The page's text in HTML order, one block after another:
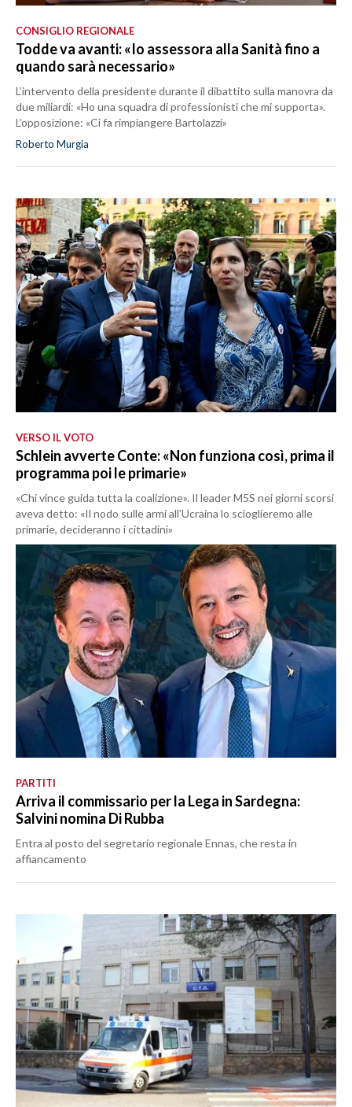
CONSIGLIO REGIONALE
Todde va avanti: «Io assessora alla Sanità fino a
quando sarà necessario»
L’intervento della presidente durante il dibattito sulla manovra da
due miliardi: «Ho una squadra di professionisti che mi supporta».
L’opposizione: «Ci fa rimpiangere Bartolazzi»
Roberto Murgia
VERSO IL VOTO
Schlein avverte Conte: «Non funziona così, prima il
programma poi le primarie»
«Chi vince guida tutta la coalizione». Il leader M5S nei giorni scorsi
aveva detto: «Il nodo sulle armi all’Ucraina lo scioglieremo alle
primarie, decideranno i cittadini»
PARTITI
Arriva il commissario per la Lega in Sardegna:
Salvini nomina Di Rubba
Entra al posto del segretario regionale Ennas, che resta in
affiancamento